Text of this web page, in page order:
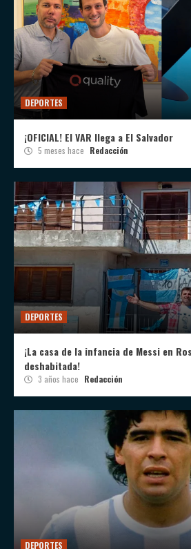
DEPORTES
¡OFICIAL! El VAR llega a El Salvador
5 meses hace Redacción
DEPORTES
¡La casa de la infancia de Messi en
deshabitada!
3 años hace Redacción
DEPORTES